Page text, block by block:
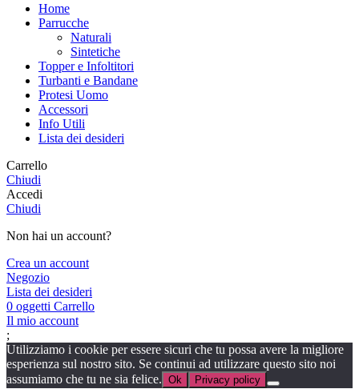
Home
Parrucche
Naturali
Sintetiche
Topper e Infoltitori
Turbanti e Bandane
Protesi Uomo
Accessori
Info Utili
Lista dei desideri
Carrello
Chiudi
Accedi
Chiudi
Non hai un account?
Crea un account
Negozio
Lista dei desideri
0 oggetti Carrello
Il mio account
;
Utilizziamo i cookie per essere sicuri che tu possa avere la migliore
esperienza sul nostro sito. Se continui ad utilizzare questo sito noi
assumiamo che tu ne sia felice. Ok Privacy policy